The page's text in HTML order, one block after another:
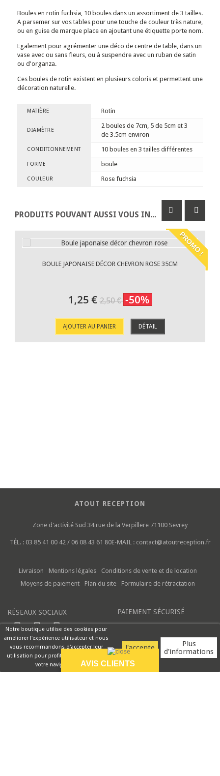
Notre boutique utilise des cookies pour
améliorer l'expérience utilisateur et nous
vous recommandons d'accepter leur
utilisation pour profiter pleinement de
votre navigation.
Plus
d'informations
Boules en rotin fuchsia, 10 boules dans un assortiment de 3 tailles.
A parsemer sur vos tables pour une touche de couleur très nature,
ou en guise de marque place en ajoutant une étiquette porte nom.
Egalement pour agrémenter une déco de centre de table, dans un
vase avec ou sans fleurs, ou à suspendre avec un ruban de satin
ou d'organza.
Ces boules de rotin existent en plusieurs coloris et permettent une
décoration naturelle.
MATIÈRE Rotin
DIAMÈTRE
2 boules de 7cm, 5 de 5cm et 3
de 3.5cm environ
CONDITIONNEMENT 10 boules en 3 tailles différentes
FORME boule
COULEUR Rose fuchsia
PRODUITS POUVANT AUSSI VOUS INTÉRESSER
PROMO !
BOULE JAPONAISE DÉCOR CHEVRON ROSE 35CM
1,25 €2,50 € -50%
AJOUTER AU PANIER DÉTAIL
ATOUT RECEPTION
Zone d'activité Sud 34 rue de la Verpillere 71100 Sevrey
TÉL. : 03 85 41 00 42 / 06 08 43 61 80E-MAIL : contact@atoutreception.fr
Livraison Mentions légales
Conditions de vente et de location
Moyens de paiement
Plan du site Formulaire de rétractation
RÉSEAUX SOCIAUX PAIEMENT SÉCURISÉ
AVIS CLIENTS